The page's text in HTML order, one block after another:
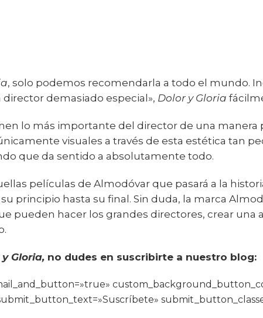
, solo podemos recomendarla a todo el mundo.
director demasiado especial», Dolor y Gloria
lo más importante del director de una
visuales a través de esta estética tan
que da sentido a absolutamente todo.
películas de Almodóvar que pasará a la
principio hasta su final. Sin duda, la marca
pueden hacer los grandes directores, crear una
Gloria, no dudes en suscribirte a nuestro blog: